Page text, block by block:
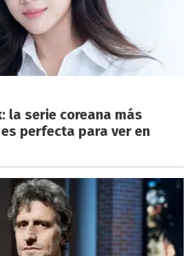
la serie coreana más
perfecta para ver en